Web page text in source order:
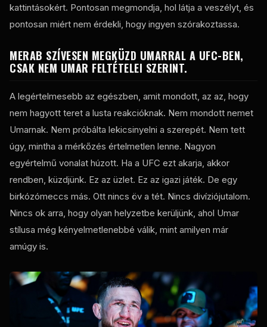
kattintásokért. Pontosan megmondja, hol látja a veszélyt, és
pontosan miért nem érdekli, hogy ingyen szórakoztassa.
MERAB SZÍVESEN MEGKÜZD UMARRAL A UFC-BEN,
CSAK NEM UMAR FELTÉTELEI SZERINT.
A legértelmesebb az egészben, amit mondott, az az, hogy
nem hagyott teret a lusta reakcióknak. Nem mondott nemet
Umarnak. Nem próbálta lekicsinyelni a szerepét. Nem tett
úgy, mintha a mérkőzés értelmetlen lenne. Nagyon
egyértelmű vonalat húzott. Ha a UFC ezt akarja, akkor
rendben, küzdjünk. Ez az üzlet. Ez az igazi játék. De egy
birkózómeccs más. Ott nincs öv a tét. Nincs divíziójutalom.
Nincs ok arra, hogy olyan helyzetbe kerüljünk, ahol Umar
stílusa még kényelmetlenebbé válik, mint amilyen már
amúgy is.